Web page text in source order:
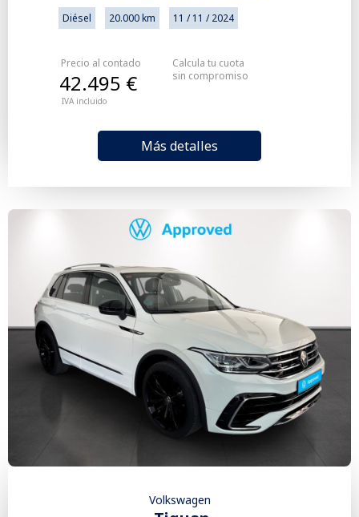
Diésel 20.000 km 11 / 11 / 2024
Precio al contado
IVA incluido
42.495 €
Más detalles
Calcula tu cuota
sin compromiso
Volkswagen